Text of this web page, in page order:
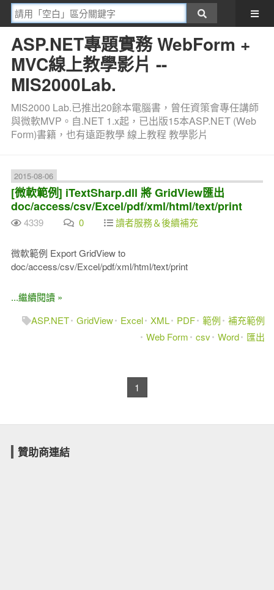
ASP.NET專題實務 WebForm +
MVC線上教學影片 --
MIS2000Lab.
MIS2000 Lab.已推出20餘本電腦書，曾任資策會專任講師
與微軟MVP。自.NET 1.x起，已出版15本ASP.NET (Web
Form)書籍，也有遠距教學 線上教程 教學影片
2015-08-06
[微軟範例] iTextSharp.dll 將 GridView匯出
doc/access/csv/Excel/pdf/xml/html/text/print
4339 0 讀者服務＆後續補充
微軟範例 Export GridView to
doc/access/csv/Excel/pdf/xml/html/text/print
...繼續閱讀 »
ASP.NET GridView Excel XML PDF 範例
補充範例
Web Form
csv Word 匯出
1
贊助商連結